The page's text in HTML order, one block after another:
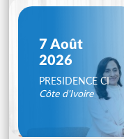
7 Août
2026
PRESIDENCE CI
Côte d'Ivoire